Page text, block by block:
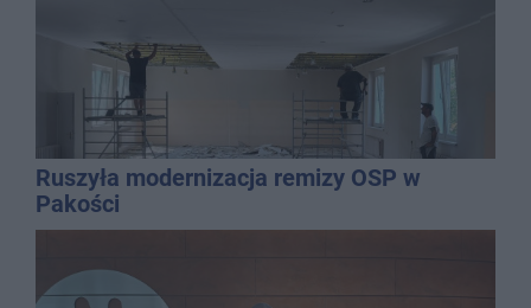
Ruszyła modernizacja remizy OSP w
Pakości